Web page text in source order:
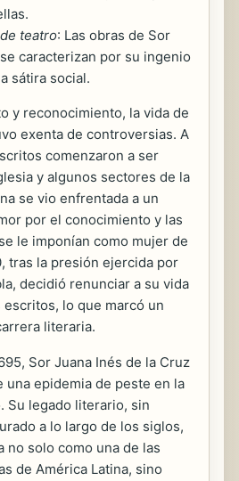
teatro: Las obras de Sor
caracterizan por su ingenio
sátira social.
y reconocimiento, la vida de
exenta de controversias. A
comenzaron a ser
y algunos sectores de la
se vio enfrentada a un
por el conocimiento y las
le imponían como mujer de
tras la presión ejercida por
decidió renunciar a su vida
lo que marcó un
literaria.
Sor Juana Inés de la Cruz
una epidemia de peste en la
Su legado literario, sin
a lo largo de los siglos,
no solo como una de las
de América Latina, sino